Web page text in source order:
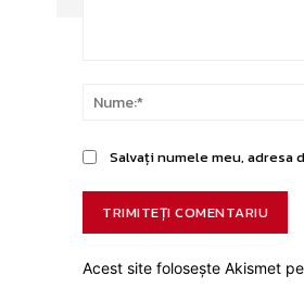
Salvați numele meu,
Acest site folosește Akismet